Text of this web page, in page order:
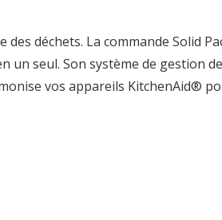
déchets. La commande Solid
un seul. Son système de gestion
vos appareils KitchenAid®